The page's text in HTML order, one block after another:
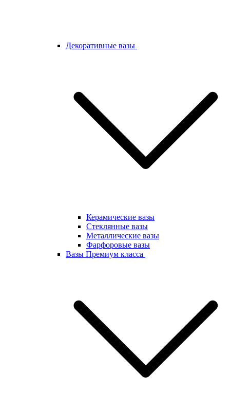
Декоративные вазы
Керамические вазы
Стеклянные вазы
Металлические вазы
Фарфоровые вазы
Вазы Премиум класса